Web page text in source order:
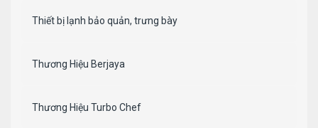
Thiết bị lạnh bảo quản, trưng bày
Thương Hiệu Berjaya
Thương Hiệu Turbo Chef